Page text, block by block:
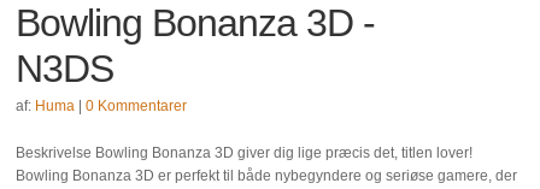
Bowling Bonanza 3D -
N3DS
af: Huma |0 Kommentarer
Beskrivelse Bowling Bonanza 3D giver dig lige præcis det, titlen lover!
Bowling Bonanza 3D er perfekt til både nybegyndere og seriøse gamere, der